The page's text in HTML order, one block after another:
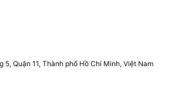
Quận 11, Thành phố Hồ Chí Minh, Việt Nam